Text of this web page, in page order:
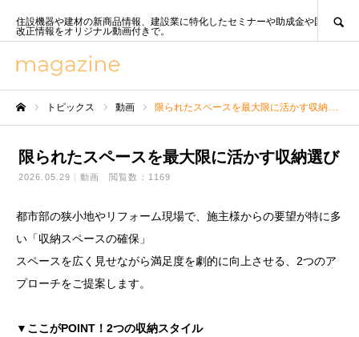
住設機器や建材の新商品情報、建設業に特化したセミナーや助成金や国策、法
改正情報をオリジナル動画付きで。
トピックス 動画 限られたスペースを最大限に活かす収納選び
限られたスペースを最大限に活かす収納選び
2026.05.29 動画 閲覧数：1169
都市部の狭小地やリフォーム現場で、施主様からの要望が特に多
い「収納スペースの確保」
スペースを広く見せながら満足度を劇的に向上させる、2つのア
プローチをご提案します。
▼ここがPOINT！2つの収納スタイル